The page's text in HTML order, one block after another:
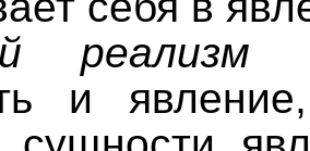
реализм
и